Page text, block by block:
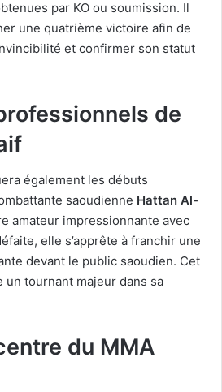
par KO ou soumission. Il
une quatrième victoire afin de
et confirmer son statut
de
également les débuts
saoudienne Hattan Al-
amateur impressionnante avec
elle s’apprête à franchir une
devant le public saoudien. Cet
tournant majeur dans sa
du MMA